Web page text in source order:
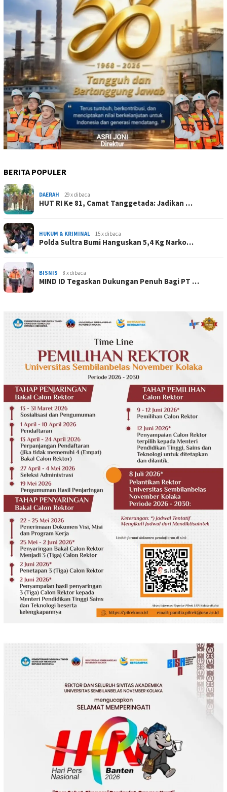
BERITA POPULER
DAERAH 29 x dibaca
HUT RI Ke 81, Camat Tanggetada: Jadikan …
HUKUM & KRIMINAL 15 x dibaca
Polda Sultra Bumi Hanguskan 5,4 Kg Narko…
BISNIS 8 x dibaca
MIND ID Tegaskan Dukungan Penuh Bagi PT …